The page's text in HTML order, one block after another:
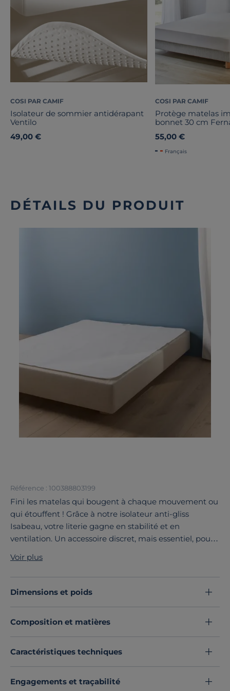
COSI PAR CAMIF
Isolateur de sommier antidérapant
Ventilo
49,00 €
COSI PAR CAMIF
Protège matelas
bonnet 30 cm
55,00 €
Français
DÉTAILS DU PRODUIT
Référence : 100388803199
Fini les matelas qui bougent à chaque mouvement ou
qui étouffent ! Grâce à notre isolateur anti-gliss
Isabeau, votre literie gagne en stabilité et en
ventilation. Un accessoire discret, mais essentiel, pour
L’isolateur crée une surface antidérapante ultra-
efficace entre le sommier et le matelas. Plus de
glissements, même sur les surfaces les plus lisses. Sa
prolongeant la durée de vie de votre literie. Aucun
outil requis. Il se pose simplement entre le sommier et
le matelas.
Découvrez toute notre sélection :
Voir plus
Dimensions et poids
Composition et matières
Caractéristiques techniques
Engagements et traçabilité